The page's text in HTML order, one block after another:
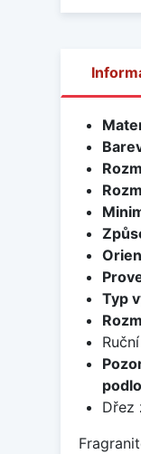
Typ
Dřez